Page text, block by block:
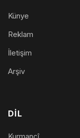
Künye
Reklam
İletişim
Arşiv
DIL